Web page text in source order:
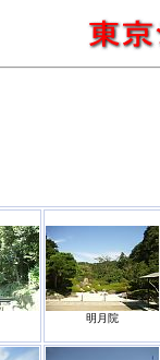
明月院